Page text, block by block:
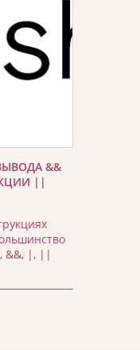
&&
||
&&, |, ||